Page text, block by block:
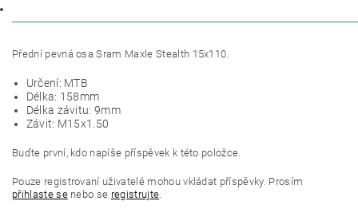
Přední pevná osa Sram Maxle Stealth 15x110.
Určení: MTB
Délka: 158mm
Délka závitu: 9mm
Závit: M15x1.50
Buďte první, kdo napíše příspěvek k této položce.
Pouze registrovaní uživatelé mohou vkládat příspěvky. Prosím
přihlaste senebo se registrujte.